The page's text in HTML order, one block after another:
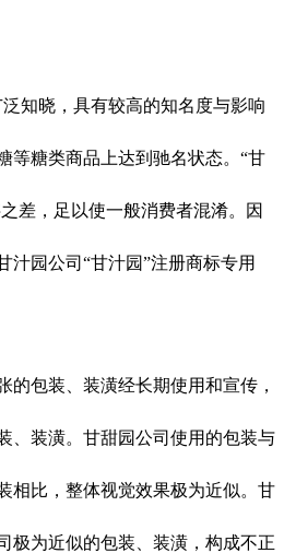
晓，具有较高的知名度与影响
等糖类商品上达到驰名状态。“甘
差，足以使一般消费者混淆。因
汁园公司“甘汁园”注册商标专用
包装、装潢经长期使用和宣传，
、装潢。甘甜园公司使用的包装与
相比，整体视觉效果极为近似。甘
极为近似的包装、装潢，构成不正